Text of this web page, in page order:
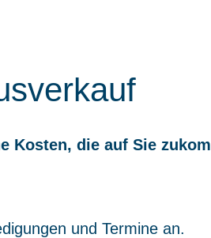
Kosten, die auf Sie
und Termine an.